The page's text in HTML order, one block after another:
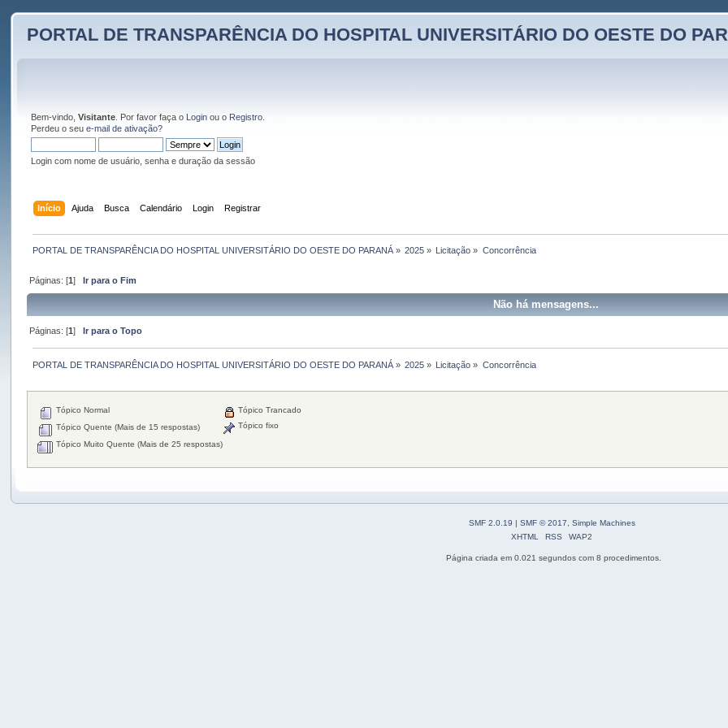
PORTAL DE TRANSPARÊNCIA DO HOSPITAL UNIVERSITÁRIO DO OESTE DO
Bem-vindo,Visitante . Por favor faça o Login ou o Registro
Perdeu o seue-mail de ativação?
Login com nome de usuário, senha e duração da sessão
Início Ajuda Busca Calendário Login Registrar
PORTAL DE TRANSPARÊNCIA DO HOSPITAL UNIVERSITÁRIO DO OESTE DO PARANÁ» 2025 » Licitação » Concorrência
Páginas: [1] Ir para o Fim
Não há mensagens...
Páginas: [1] Ir para o Topo
PORTAL DE TRANSPARÊNCIA DO HOSPITAL UNIVERSITÁRIO DO OESTE DO PARANÁ» 2025 » Licitação » Concorrência
Tópico Normal
Tópico Quente (Mais de 15 respostas)
Tópico Muito Quente (Mais de 25 respostas)
Tópico Trancado
Tópico fixo
SMF 2.0.19 | SMF © 2017, Simple Machines
XHTML
RSS WAP2
Página criada em 0.021 segundos com 8 procedimentos.